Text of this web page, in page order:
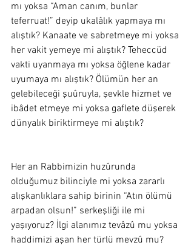
mı yoksa “Aman canım, bunlar
teferruat!” deyip ukalâlık yapmaya mı
alıştık? Kanaate ve sabretmeye mi yoksa
her vakit yemeye mi alıştık? Teheccüd
vakti uyanmaya mı yoksa öğlene kadar
uyumaya mı alıştık? Ölümün her an
gelebileceği şuûruyla, şevkle hizmet ve
ibâdet etmeye mi yoksa gaflete düşerek
dünyalık biriktirmeye mi alıştık?
Her an Rabbimizin huzûrunda
olduğumuz bilinciyle mi yoksa zararlı
alışkanlıklara sahip birinin “Atın ölümü
arpadan olsun!” serkeşliği ile mi
yaşıyoruz? İlgi alanımız tevâzû mu yoksa
haddimizi aşan her türlü mevzû mu?